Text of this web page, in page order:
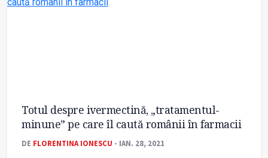
Totul despre ivermectină, „tratamentul-
minune” pe care îl caută românii în farmacii
DE FLORENTINA IONESCU - IAN. 28, 2021